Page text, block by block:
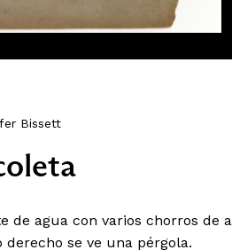
Bissett
de agua con varios chorros de
derecho se ve una pérgola.